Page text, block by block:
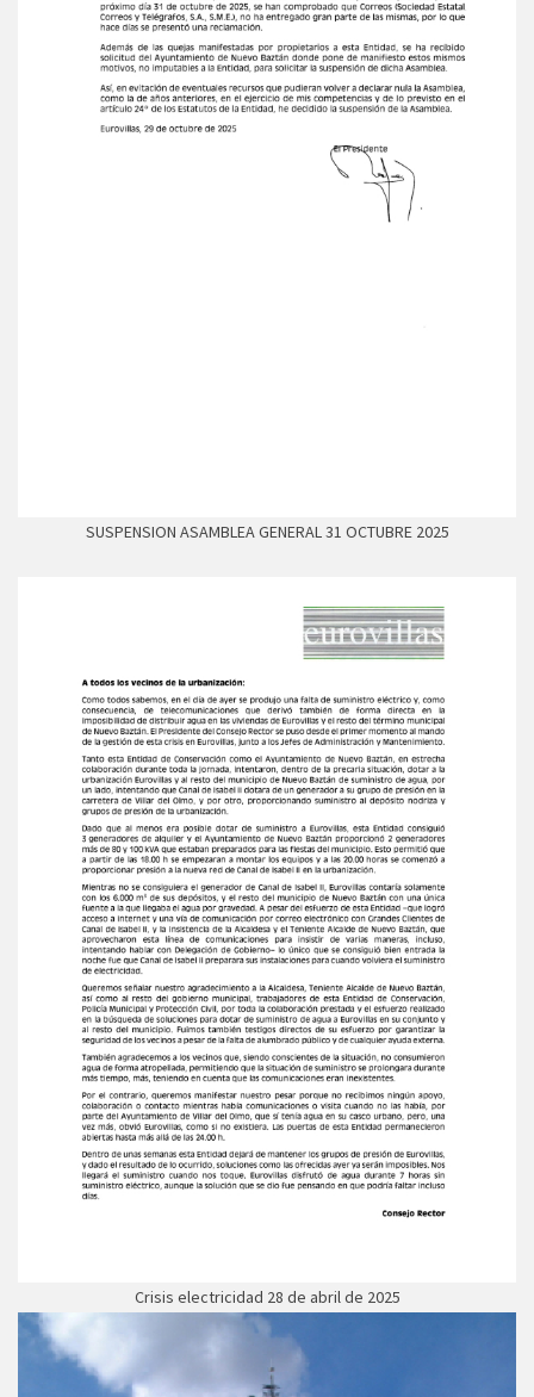
SUSPENSION ASAMBLEA GENERAL 31 OCTUBRE 2025
Crisis electricidad 28 de abril de 2025